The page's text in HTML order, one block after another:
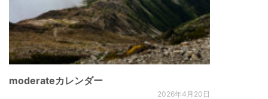
moderateカレンダー
2026年4月20日